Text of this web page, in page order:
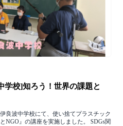
学校]知ろう！世界の課題と
良波中学校にて、使い捨てプラスチック
NGO』の講座を実施しました。 SDGs関